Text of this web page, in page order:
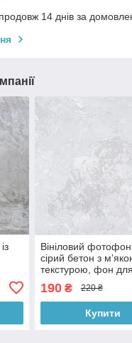
14 днів за
Вініловий фотофон
сірий бетон з
текстурою, фон для
зйомки і фото,
№550541
190₴ 220 ₴
Купити